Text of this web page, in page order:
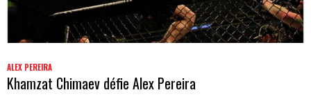
ALEX PEREIRA
Khamzat Chimaev défie Alex Pereira